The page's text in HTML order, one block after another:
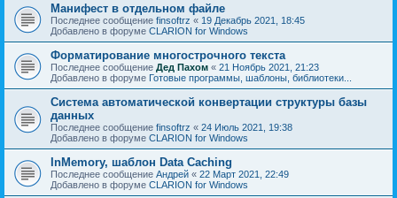
Манифест в отдельном файле
Последнее сообщение finsoftrz « 19 Декабрь 2021, 18:45
Добавлено в форуме CLARION for Windows
Форматирование многострочного текста
Последнее сообщение Дед Пахом « 21 Ноябрь 2021, 21:23
Добавлено в форуме Готовые программы, шаблоны, библиотеки...
Система автоматической конвертации структуры базы
данных
Последнее сообщение finsoftrz « 24 Июль 2021, 19:38
Добавлено в форуме CLARION for Windows
InMemory, шаблон Data Caching
Последнее сообщение Андрей « 22 Март 2021, 22:49
Добавлено в форуме CLARION for Windows